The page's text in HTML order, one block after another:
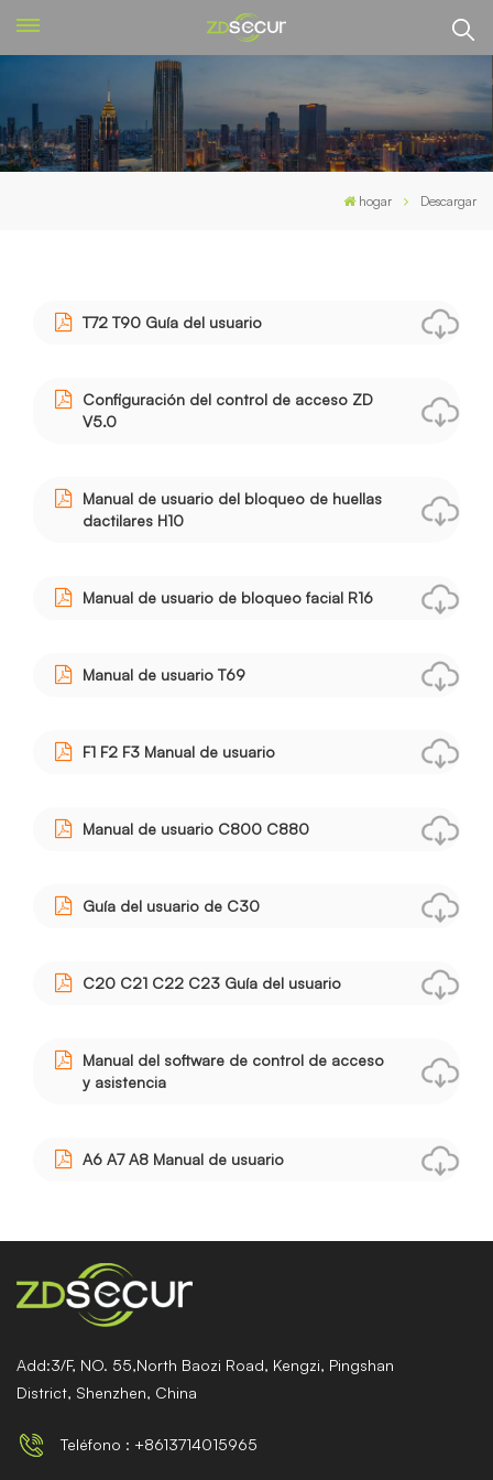
hogar Descargar
T72 T90 Guía del usuario
Configuración del control de acceso ZD
V5.0
Manual de usuario del bloqueo de huellas
dactilares H10
Manual de usuario de bloqueo facial R16
Manual de usuario T69
F1 F2 F3 Manual de usuario
Manual de usuario C800 C880
Guía del usuario de C30
C20 C21 C22 C23 Guía del usuario
Manual del software de control de acceso
y asistencia
A6 A7 A8 Manual de usuario
Add:3/F, NO. 55,North Baozi Road, Kengzi, Pingshan
District, Shenzhen, China
Teléfono : +8613714015965